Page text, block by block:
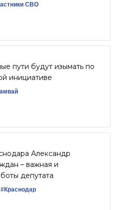
СВО
пути будут изымать по
инициативе
Александр
– важная и
депутата
#Краснодар